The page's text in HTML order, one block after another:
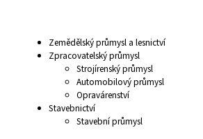
Zemědělský průmysl a lesnictví
Zpracovatelský průmysl
Strojírenský průmysl
Automobilový průmysl
Opravárenství
Stavebnictví
Stavební průmysl